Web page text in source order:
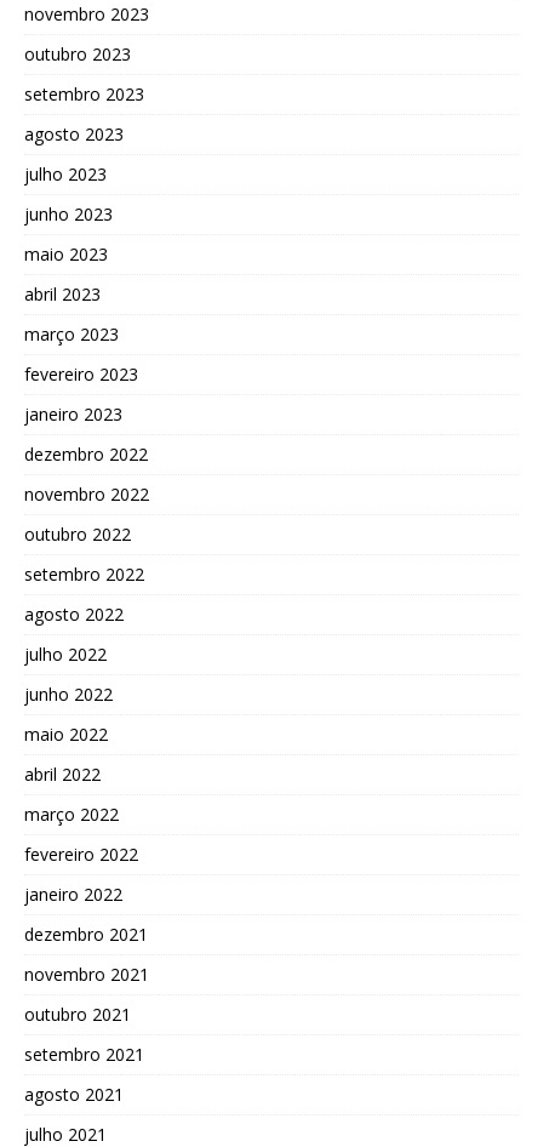
novembro 2023
outubro 2023
setembro 2023
agosto 2023
julho 2023
junho 2023
maio 2023
abril 2023
março 2023
fevereiro 2023
janeiro 2023
dezembro 2022
novembro 2022
outubro 2022
setembro 2022
agosto 2022
julho 2022
junho 2022
maio 2022
abril 2022
março 2022
fevereiro 2022
janeiro 2022
dezembro 2021
novembro 2021
outubro 2021
setembro 2021
agosto 2021
julho 2021